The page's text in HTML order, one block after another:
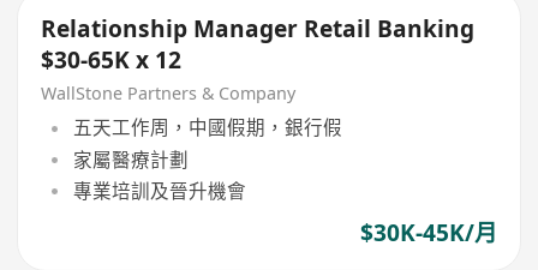
Relationship Manager Retail Banking
$30-65K x 12
WallStone Partners & Company
五天工作周，中國假期，銀行假
家屬醫療計劃
專業培訓及晉升機會
$30K-45K/月